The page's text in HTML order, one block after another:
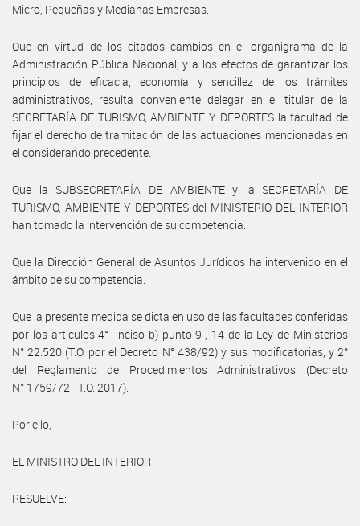
Micro, Pequeñas y Medianas Empresas.
Que en virtud de los citados cambios en el organigrama de la
Administración Pública Nacional, y a los efectos de garantizar los
principios de eficacia, economía y sencillez de los trámites
administrativos, resulta conveniente delegar en el titular de la
SECRETARÍA DE TURISMO, AMBIENTE Y DEPORTES la facultad de
fijar el derecho de tramitación de las actuaciones mencionadas en
el considerando precedente.
Que la SUBSECRETARÍA DE AMBIENTE y la SECRETARÍA DE
TURISMO, AMBIENTE Y DEPORTES del MINISTERIO DEL INTERIOR
han tomado la intervención de su competencia.
Que la Dirección General de Asuntos Jurídicos ha intervenido en el
ámbito de su competencia.
Que la presente medida se dicta en uso de las facultades conferidas
por los artículos 4° -inciso b) punto 9-, 14 de la Ley de Ministerios
N° 22.520 (T.O. por el Decreto N° 438/92) y sus modificatorias, y 2°
del Reglamento de Procedimientos Administrativos (Decreto
N° 1759/72 - T.O. 2017).
Por ello,
EL MINISTRO DEL INTERIOR
RESUELVE: